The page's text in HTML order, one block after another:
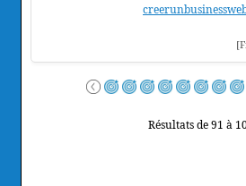
Résultats de 91 à